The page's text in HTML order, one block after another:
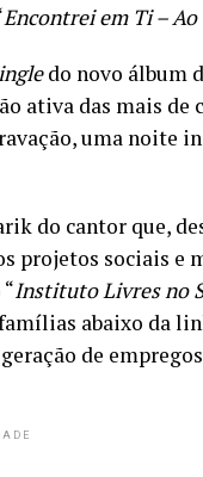
Encontrei em Ti – Ao
do novo álbum
ativa das mais de
uma noite
do cantor que,
projetos sociais e
Instituto Livres no
abaixo da
de empregos